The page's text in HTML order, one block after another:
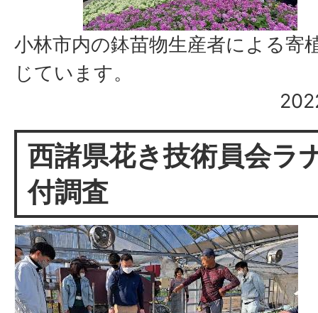
小林市内の鉢苗物生産者による寄
じています。
西諸県花き技術員会ラ
付調査